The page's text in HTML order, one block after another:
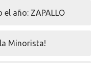
año: ZAPALLO
Minorista!